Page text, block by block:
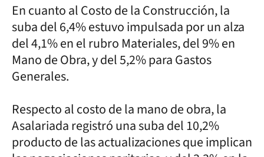
En cuanto al Costo de la Construcción, la
suba del 6,4% estuvo impulsada por un alza
del 4,1% en el rubro Materiales, del 9% en
Mano de Obra, y del 5,2% para Gastos
Generales.
Respecto al costo de la mano de obra, la
Asalariada registró una suba del 10,2%
producto de las actualizaciones que implican